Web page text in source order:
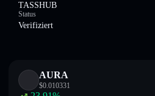
TASSHUB
Status
Verifiziert
AURA
$0.010331